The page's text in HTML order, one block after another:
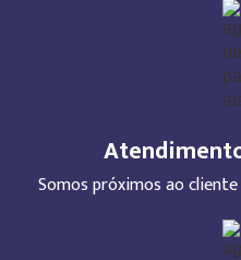
Somos próximos ao